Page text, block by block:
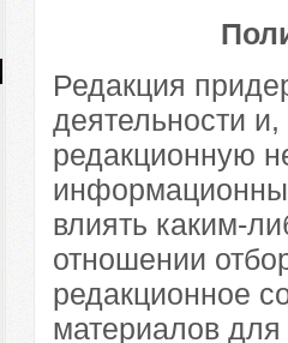
Редакция
деятельности
редакционную
влиять каким-
отношении
редакционное
материалов